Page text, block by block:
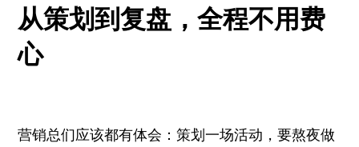
从策划到复盘，全程不用费
心
营销总们应该都有体会：策划一场活动，要熬夜做